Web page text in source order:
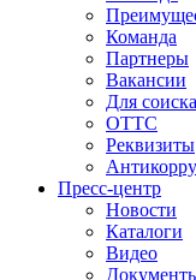
Команда
Партнеры
Вакансии
Для
ОТТС
Реквизиты
Пресс-центр
Новости
Каталоги
Видео